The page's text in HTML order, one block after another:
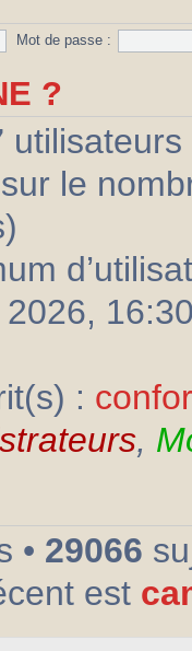
Mot de passe :
?
le
2026,
:
,
• 29066
est